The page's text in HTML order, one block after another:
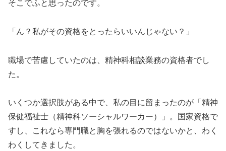
そこでふと思ったのです。
「ん？私がその資格をとったらいいんじゃない？」
職場で苦慮していたのは、精神科相談業務の資格者でし
た。
いくつか選択肢がある中で、私の目に留まったのが「精神
保健福祉士（精神科ソーシャルワーカー）」。国家資格で
すし、これなら専門職と胸を張れるのではないかと、わく
わくしてきました。